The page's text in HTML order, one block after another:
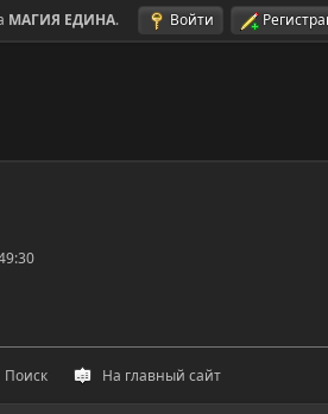
МАГИЯ ЕДИНА. Войти
Поиск На главный сайт